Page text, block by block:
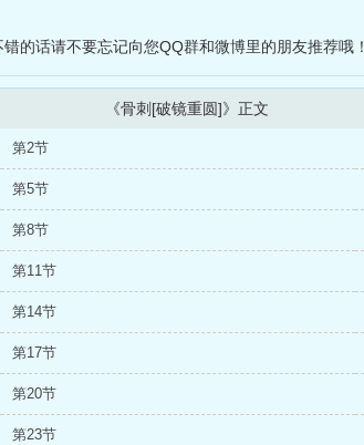
的话请不要忘记向您QQ群和微博里的朋友推荐哦！
《骨刺[破镜重圆]》正文
第2节
第5节
第8节
第11节
第14节
第17节
第20节
第23节